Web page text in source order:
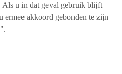
u in dat geval gebruik blijft
ermee akkoord gebonden te zijn